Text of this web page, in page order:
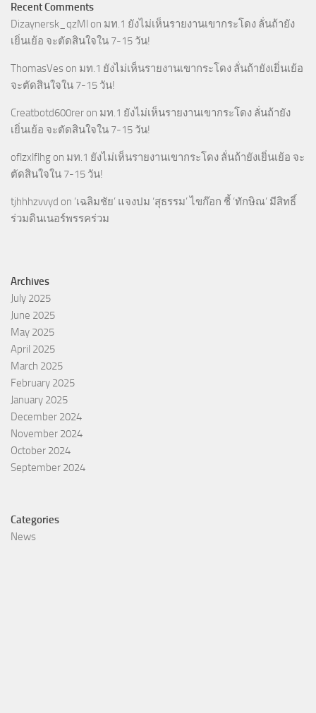
Recent Comments
Dizaynersk_qzMl on มท.1 ยังไม่เห็นรายงานเขากระโดง ลั่นถ้ายัง
เยิ่นเย้อ จะตัดสินใจใน 7-15 วัน!
ThomasVes on มท.1 ยังไม่เห็นรายงานเขากระโดง ลั่นถ้ายังเยิ่นเย้อ
จะตัดสินใจใน 7-15 วัน!
Creatbotd600rer on มท.1 ยังไม่เห็นรายงานเขากระโดง ลั่นถ้ายัง
เยิ่นเย้อ จะตัดสินใจใน 7-15 วัน!
oflzxlflhg on มท.1 ยังไม่เห็นรายงานเขากระโดง ลั่นถ้ายังเยิ่นเย้อ จะ
ตัดสินใจใน 7-15 วัน!
tjhhhzvvyd on ‘เฉลิมชัย’ แจงปม ‘สุธรรม’ ไขก๊อก ชี้ ‘ทักษิณ’ มีสิทธิ์
ร่วมดินเนอร์พรรคร่วม
Archives
July 2025
June 2025
May 2025
April 2025
March 2025
February 2025
January 2025
December 2024
November 2024
October 2024
September 2024
Categories
News